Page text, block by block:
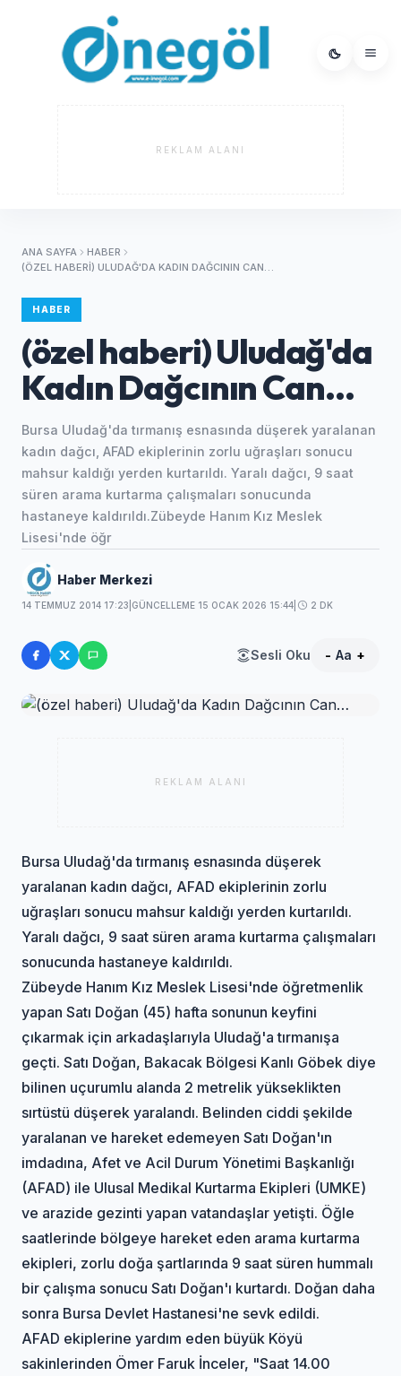
REKLAM ALANI
ANA SAYFA
HABER
(ÖZEL HABERI) ULUDAĞ'DA KADIN DAĞCININ CAN…
HABER
(özel haberi) Uludağ'da
Kadın Dağcının Can…
Bursa Uludağ'da tırmanış esnasında düşerek yaralanan
kadın dağcı, AFAD ekiplerinin zorlu uğraşları sonucu
mahsur kaldığı yerden kurtarıldı. Yaralı dağcı, 9 saat
süren arama kurtarma çalışmaları sonucunda
hastaneye kaldırıldı.Zübeyde Hanım Kız Meslek
Lisesi'nde öğr
Haber Merkezi
14 TEMMUZ 2014 17:23 GÜNCELLEME 15 OCAK 2026 15:44 2 DK
Sesli Oku - Aa +
REKLAM ALANI
Bursa Uludağ'da tırmanış esnasında düşerek
yaralanan kadın dağcı, AFAD ekiplerinin zorlu
uğraşları sonucu mahsur kaldığı yerden kurtarıldı.
Yaralı dağcı, 9 saat süren arama kurtarma çalışmaları
sonucunda hastaneye kaldırıldı.
Zübeyde Hanım Kız Meslek Lisesi'nde öğretmenlik
yapan Satı Doğan (45) hafta sonunun keyfini
çıkarmak için arkadaşlarıyla Uludağ'a tırmanışa
geçti. Satı Doğan, Bakacak Bölgesi Kanlı Göbek diye
bilinen uçurumlu alanda 2 metrelik yükseklikten
sırtüstü düşerek yaralandı. Belinden ciddi şekilde
yaralanan ve hareket edemeyen Satı Doğan'ın
imdadına, Afet ve Acil Durum Yönetimi Başkanlığı
(AFAD) ile Ulusal Medikal Kurtarma Ekipleri (UMKE)
ve arazide gezinti yapan vatandaşlar yetişti. Öğle
saatlerinde bölgeye hareket eden arama kurtarma
ekipleri, zorlu doğa şartlarında 9 saat süren hummalı
bir çalışma sonucu Satı Doğan'ı kurtardı. Doğan daha
sonra Bursa Devlet Hastanesi'ne sevk edildi.
AFAD ekiplerine yardım eden büyük Köyü
sakinlerinden Ömer Faruk İnceler, "Saat 14.00